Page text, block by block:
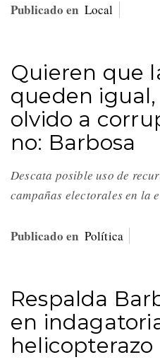
Publicado en Local
Quieren que
queden
olvido a
no: Barbosa
Descata posible uso de
campañas electorales en la
Publicado en Política
Respalda
en
helicopterazo